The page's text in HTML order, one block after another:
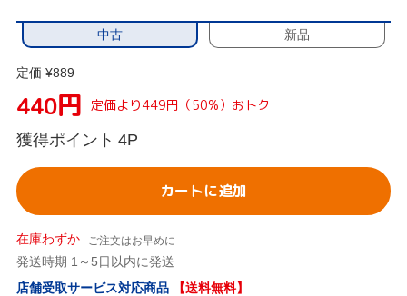
中古 新品
定価 ¥889
440円 定価より449円（50%）おトク
獲得ポイント 4P
カートに追加
在庫わずか ご注文はお早めに
発送時期 1～5日以内に発送
店舗受取サービス対応商品
【送料無料】